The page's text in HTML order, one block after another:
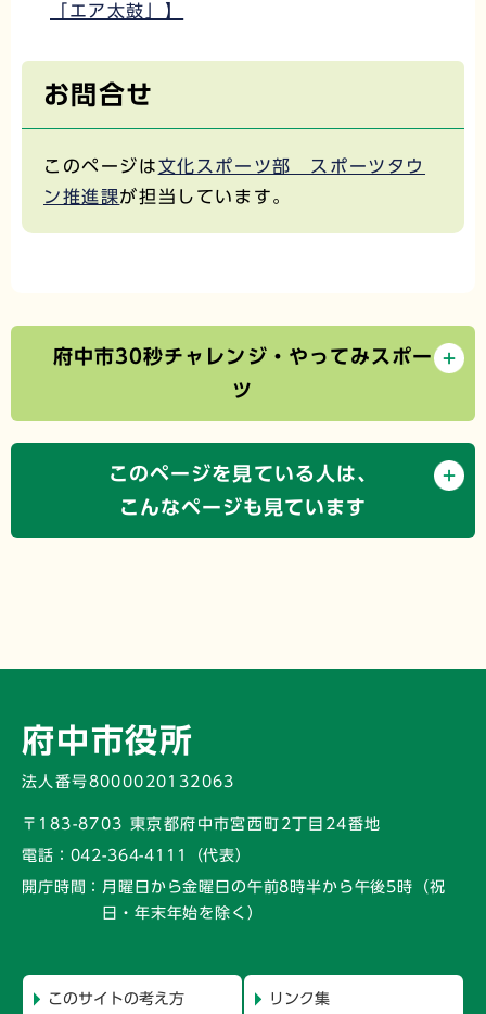
「エア太鼓」】
お問合せ
このページは文化スポーツ部 スポーツタウ
ン推進課が担当しています。
府中市30秒チャレンジ・やってみスポー
ツ
このページを見ている人は、
こんなページも見ています
府中市役所
法人番号8000020132063
〒183-8703 東京都府中市宮西町2丁目24番地
電話： 042-364-4111（代表）
開庁時間： 月曜日から金曜日の午前8時半から午後5時 （祝
日・年末年始を除く）
このサイトの考え方 リンク集